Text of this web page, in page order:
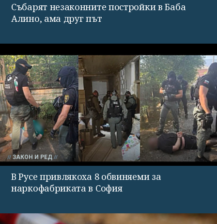
Събарят незаконните постройки в Баба
Алино, ама друг път
ЗАКОН И РЕД
В Русе привлякоха 8 обвиняеми за
наркофабриката в София